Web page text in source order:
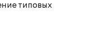
типовых